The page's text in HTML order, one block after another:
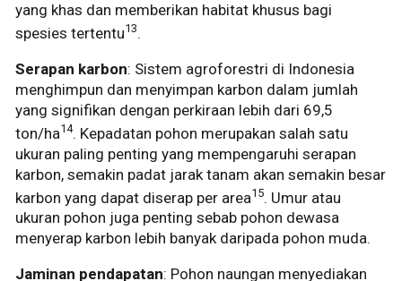
yang khas dan memberikan habitat khusus bagi
spesies tertentu13.
Serapan karbon: Sistem agroforestri di Indonesia
menghimpun dan menyimpan karbon dalam jumlah
yang signifikan dengan perkiraan lebih dari 69,5
ton/ha14. Kepadatan pohon merupakan salah satu
ukuran paling penting yang mempengaruhi serapan
karbon, semakin padat jarak tanam akan semakin besar
karbon yang dapat diserap per area15. Umur atau
ukuran pohon juga penting sebab pohon dewasa
menyerap karbon lebih banyak daripada pohon muda.
Jaminan pendapatan: Pohon naungan menyediakan